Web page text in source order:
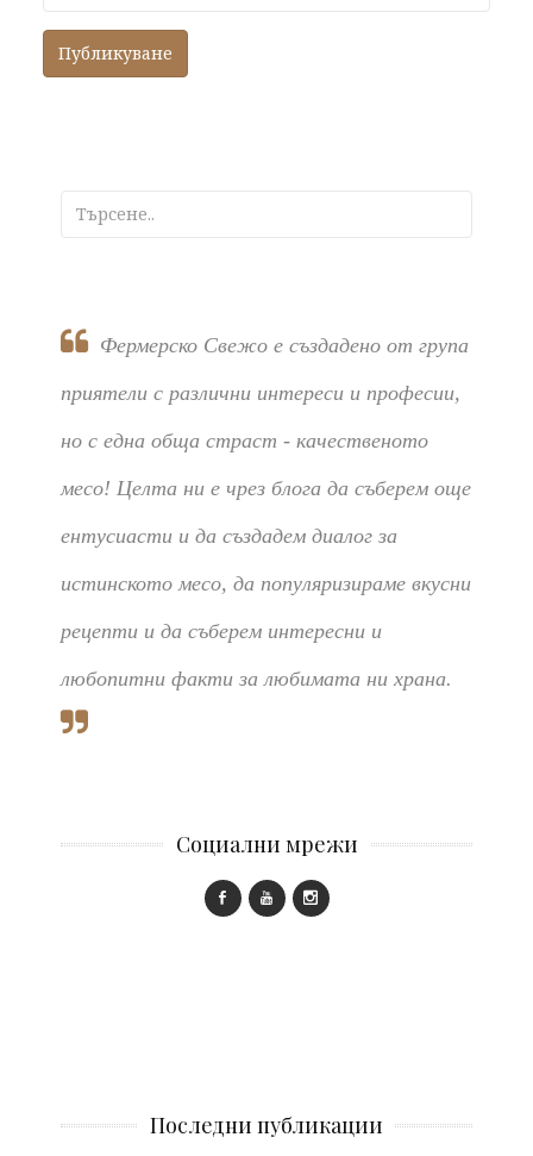
Фермерско Свежо е създадено от група
приятели с различни интереси и професии,
но с една обща страст - качественото
месо! Целта ни е чрез блога да съберем още
ентусиасти и да създадем диалог за
истинското месо, да популяризираме вкусни
рецепти и да съберем интересни и
любопитни факти за любимата ни храна.
Социални мрежи
Последни публикации